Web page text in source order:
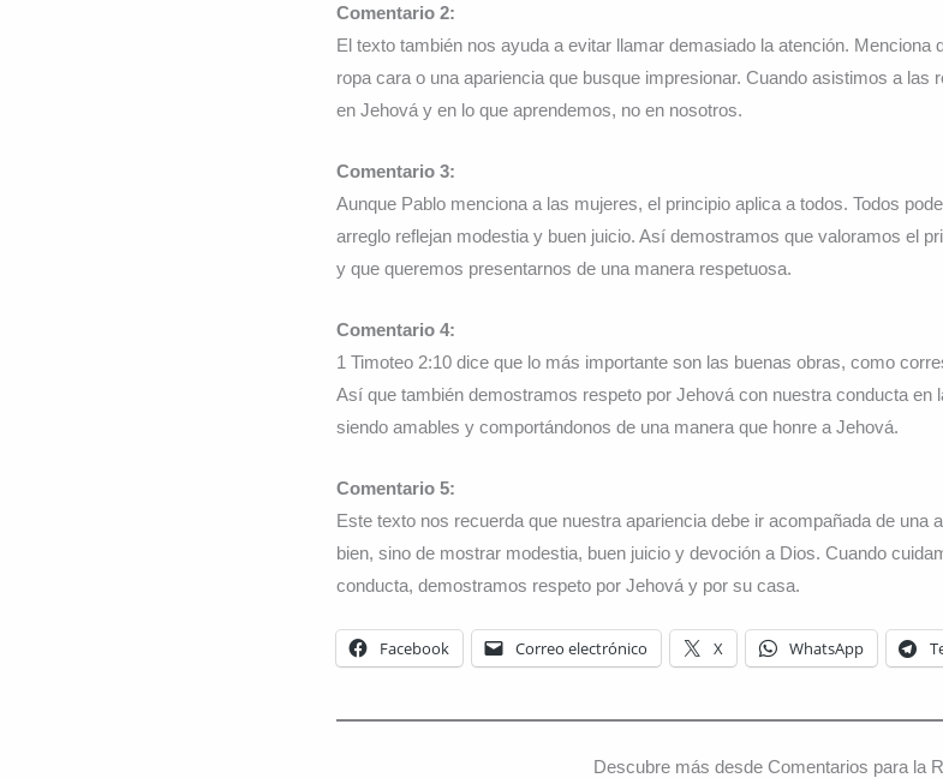
Comentario 2:
El texto también nos ayuda a evitar llamar demasiado la atención. Menciona
ropa cara o una apariencia que busque impresionar. Cuando asistimos a las
en Jehová y en lo que aprendemos, no en nosotros.
Comentario 3:
Aunque Pablo menciona a las mujeres, el principio aplica a todos. Todos
arreglo reflejan modestia y buen juicio. Así demostramos que valoramos el
y que queremos presentarnos de una manera respetuosa.
Comentario 4:
1 Timoteo 2:10 dice que lo más importante son las buenas obras, como
Así que también demostramos respeto por Jehová con nuestra conducta en
siendo amables y comportándonos de una manera que honre a Jehová.
Comentario 5:
Este texto nos recuerda que nuestra apariencia debe ir acompañada de una
bien, sino de mostrar modestia, buen juicio y devoción a Dios. Cuando
conducta, demostramos respeto por Jehová y por su casa.
Facebook Correo electrónico X WhatsApp
Descubre más desde Comentarios para la